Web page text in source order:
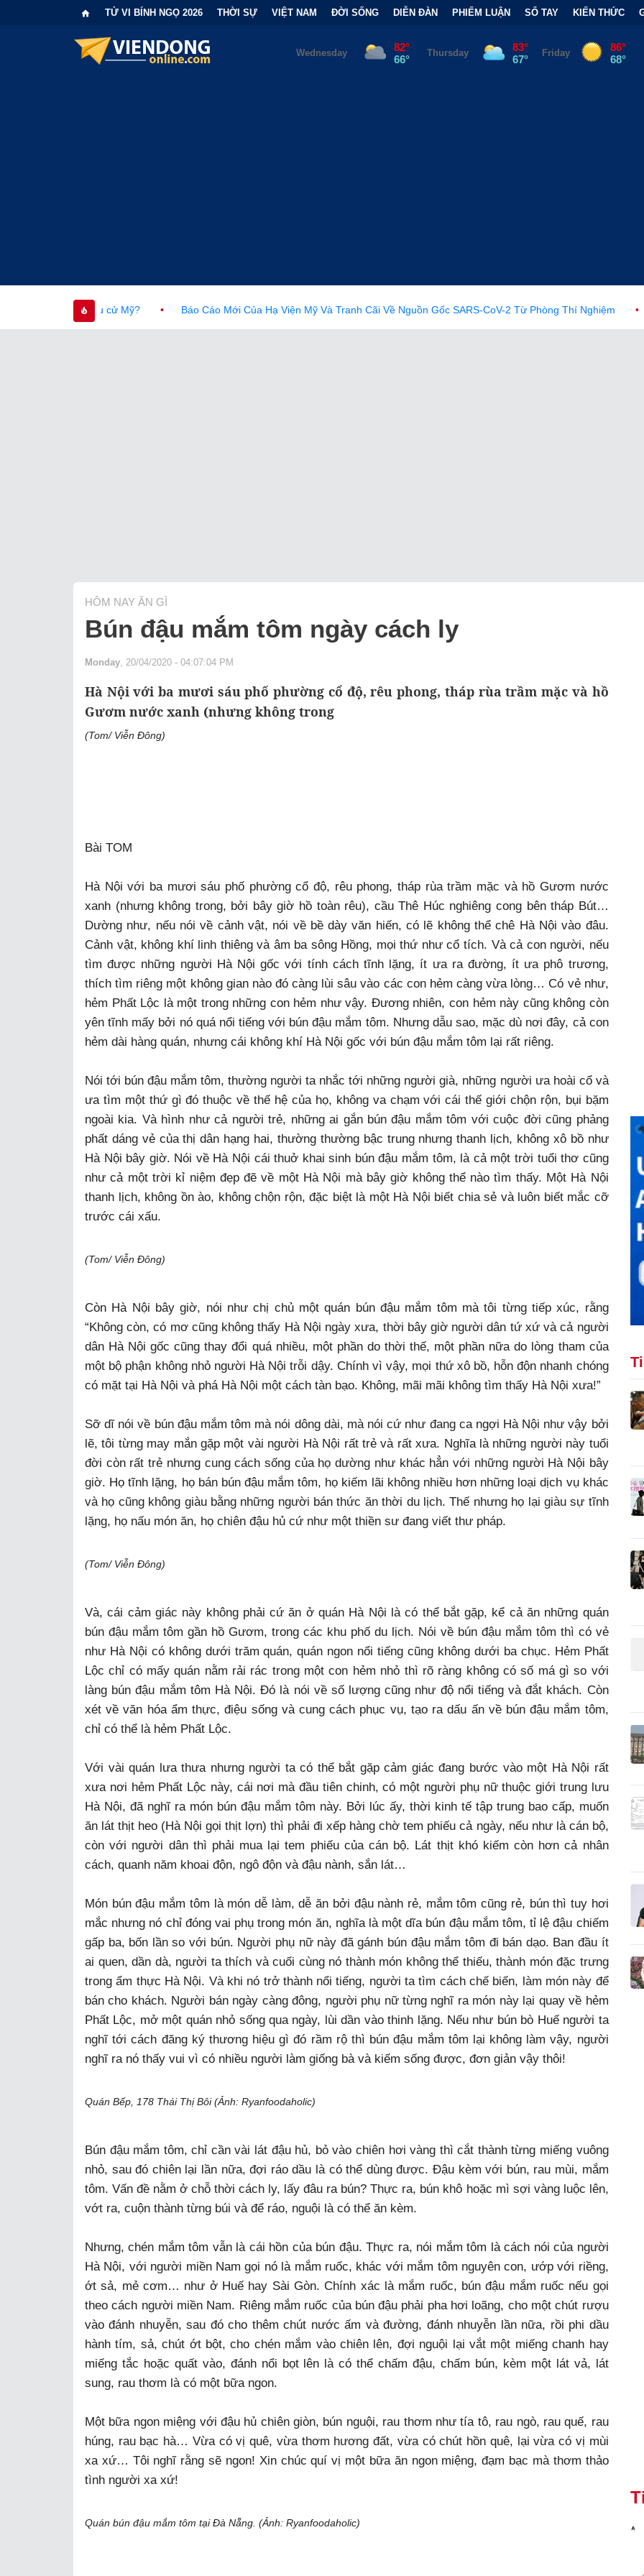
TỬ VI BÍNH NGỌ 2026 THỜI SỰ VIỆT NAM ĐỜI SỐNG DIỄN ĐÀN PHIẾM LUẬN SỔ TAY KIẾN THỨC
• Báo Cáo Mới Của Hạ Viện Mỹ Và Tranh Cãi Về Nguồn Gốc SARS-CoV-2 Từ Phòng Thí Nghiệm • FCC Chính
HÔM NAY ĂN GÌ
Bún đậu mắm tôm ngày cách ly
Monday , 20/04/2020 - 04:07:04 PM
Hà Nội với ba mươi sáu phố phường cổ độ, rêu phong, tháp rùa trầm mặc và hồ
Gươm nước xanh (nhưng không trong
(Tom/ Viễn Đông)
Bài TOM
Hà Nội với ba mươi sáu phố phường cổ độ, rêu phong, tháp rùa trầm mặc và hồ Gươm nước
xanh (nhưng không trong, bởi bây giờ hồ toàn rêu), cầu Thê Húc nghiêng cong bên tháp Bút…
Dường như, nếu nói về cảnh vật, nói về bề dày văn hiến, có lẽ không thể chê Hà Nội vào đâu.
Cảnh vật, không khí linh thiêng và âm ba sông Hồng, mọi thứ như cổ tích. Và cả con người, nếu
tìm được những người Hà Nội gốc với tính cách tĩnh lặng, ít ưa ra đường, ít ưa phô trương,
thích tìm riêng một không gian nào đó càng lùi sâu vào các con hẻm càng vừa lòng… Có vẻ như,
hẻm Phất Lộc là một trong những con hẻm như vậy. Đương nhiên, con hẻm này cũng không còn
yên tĩnh mấy bởi nó quá nổi tiếng với bún đậu mắm tôm. Nhưng dẫu sao, mặc dù nơi đây, cả con
hẻm dài hàng quán, nhưng cái không khí Hà Nội gốc với bún đậu mắm tôm lại rất riêng.
Nói tới bún đậu mắm tôm, thường người ta nhắc tới những người già, những người ưa hoài cổ và
ưa tìm một thứ gì đó thuộc về thế hệ của họ, không va chạm với cái thế giới chộn rộn, bụi bặm
ngoài kia. Và hình như cả người trẻ, những ai gắn bún đậu mắm tôm với cuộc đời cũng phảng
phất dáng vẻ của thị dân hạng hai, thường thường bậc trung nhưng thanh lịch, không xô bồ như
Hà Nội bây giờ. Nói về Hà Nội cái thuở khai sinh bún đậu mắm tôm, là cả một trời tuổi thơ cũng
như cả một trời kỉ niệm đẹp đẽ về một Hà Nội mà bây giờ không thể nào tìm thấy. Một Hà Nội
thanh lịch, không ồn ào, không chộn rộn, đặc biệt là một Hà Nội biết chia sẻ và luôn biết mắc cỡ
trước cái xấu.
(Tom/ Viễn Đông)
Còn Hà Nội bây giờ, nói như chị chủ một quán bún đậu mắm tôm mà tôi từng tiếp xúc, rằng
“Không còn, có mơ cũng không thấy Hà Nội ngày xưa, thời bây giờ người dân tứ xứ và cả người
dân Hà Nội gốc cũng thay đổi quá nhiều, một phần do thời thế, một phần nữa do lòng tham của
một bộ phận không nhỏ người Hà Nội trỗi dậy. Chính vì vậy, mọi thứ xô bồ, hỗn độn nhanh chóng
có mặt tại Hà Nội và phá Hà Nội một cách tàn bạo. Không, mãi mãi không tìm thấy Hà Nội xưa!”
Sỡ dĩ nói về bún đậu mắm tôm mà nói dông dài, mà nói cứ như đang ca ngợi Hà Nội như vậy bởi
lẽ, tôi từng may mắn gặp một vài người Hà Nội rất trẻ và rất xưa. Nghĩa là những người này tuổi
đời còn rất trẻ nhưng cung cách sống của họ dường như khác hẳn với những người Hà Nội bây
giờ. Họ tĩnh lặng, họ bán bún đậu mắm tôm, họ kiếm lãi không nhiều hơn những loại dịch vụ khác
và họ cũng không giàu bằng những người bán thức ăn thời du lịch. Thế nhưng họ lại giàu sự tĩnh
lặng, họ nấu món ăn, họ chiên đậu hủ cứ như một thiền sư đang viết thư pháp.
(Tom/ Viễn Đông)
Và, cái cảm giác này không phải cứ ăn ở quán Hà Nội là có thể bắt gặp, kể cả ăn những quán
bún đậu mắm tôm gần hồ Gươm, trong các khu phố du lịch. Nói về bún đậu mắm tôm thì có vẻ
như Hà Nội có không dưới trăm quán, quán ngon nổi tiếng cũng không dưới ba chục. Hẻm Phất
Lộc chỉ có mấy quán nằm rải rác trong một con hẻm nhỏ thì rõ ràng không có số má gì so với
làng bún đậu mắm tôm Hà Nội. Đó là nói về số lượng cũng như độ nổi tiếng và đắt khách. Còn
xét về văn hóa ẩm thực, điệu sống và cung cách phục vụ, tạo ra dấu ấn về bún đậu mắm tôm,
chỉ có thể là hẻm Phất Lộc.
Với vài quán lưa thưa nhưng người ta có thể bắt gặp cảm giác đang bước vào một Hà Nội rất
xưa nơi hẻm Phất Lộc này, cái nơi mà đầu tiên chinh, có một người phụ nữ thuộc giới trung lưu
Hà Nội, đã nghĩ ra món bún đậu mắm tôm này. Bởi lúc ấy, thời kinh tế tập trung bao cấp, muốn
ăn lát thịt heo (Hà Nội gọi thịt lợn) thì phải đi xếp hàng chờ tem phiếu cả ngày, nếu như là cán bộ,
còn với người dân thì phải mua lại tem phiếu của cán bộ. Lát thịt khó kiếm còn hơn cả nhân
cách, quanh năm khoai độn, ngô độn và đậu nành, sắn lát…
Món bún đậu mắm tôm là món dễ làm, dễ ăn bởi đậu nành rẻ, mắm tôm cũng rẻ, bún thì tuy hơi
mắc nhưng nó chỉ đóng vai phụ trong món ăn, nghĩa là một dĩa bún đậu mắm tôm, tỉ lệ đậu chiếm
gấp ba, bốn lần so với bún. Người phụ nữ này đã gánh bún đậu mắm tôm đi bán dạo. Ban đầu ít
ai quen, dần dà, người ta thích và cuối cùng nó thành món không thể thiếu, thành món đặc trưng
trong ẩm thực Hà Nội. Và khi nó trở thành nổi tiếng, người ta tìm cách chế biến, làm món này để
bán cho khách. Người bán ngày càng đông, người phụ nữ từng nghĩ ra món này lại quay về hẻm
Phất Lộc, mở một quán nhỏ sống qua ngày, lùi dần vào thinh lặng. Nếu như bún bò Huế người ta
nghĩ tới cách đăng ký thương hiệu gì đó rầm rộ thì bún đậu mắm tôm lại không làm vậy, người
nghĩ ra nó thấy vui vì có nhiều người làm giống bà và kiếm sống được, đơn giản vậy thôi!
Quán Bếp, 178 Thái Thị Bôi (Ảnh: Ryanfoodaholic)
Bún đậu mắm tôm, chỉ cần vài lát đậu hủ, bỏ vào chiên hơi vàng thì cắt thành từng miếng vuông
nhỏ, sau đó chiên lại lần nữa, đợi ráo dầu là có thể dùng được. Đậu kèm với bún, rau mùi, mắm
tôm. Vấn đề nằm ở chỗ thời cách ly, lấy đâu ra bún? Thực ra, bún khô hoặc mì sợi vàng luộc lên,
vớt ra, cuộn thành từng búi và để ráo, nguội là có thể ăn kèm.
Nhưng, chén mắm tôm vẫn là cái hồn của bún đậu. Thực ra, nói mắm tôm là cách nói của người
Hà Nội, với người miền Nam gọi nó là mắm ruốc, khác với mắm tôm nguyên con, ướp với riềng,
ớt sả, mẻ cơm… như ở Huế hay Sài Gòn. Chính xác là mắm ruốc, bún đậu mắm ruốc nếu gọi
theo cách người miền Nam. Riêng mắm ruốc của bún đậu phải pha hơi loãng, cho một chút rượu
vào đánh nhuyễn, sau đó cho thêm chút nước ấm và đường, đánh nhuyễn lần nữa, rồi phi dầu
hành tím, sả, chút ớt bột, cho chén mắm vào chiên lên, đợi nguội lại vắt một miếng chanh hay
miếng tắc hoặc quất vào, đánh nổi bọt lên là có thể chấm đậu, chấm bún, kèm một lát vả, lát
sung, rau thơm là có một bữa ngon.
Một bữa ngon miệng với đậu hủ chiên giòn, bún nguội, rau thơm như tía tô, rau ngò, rau quế, rau
húng, rau bạc hà… Vừa có vị quê, vừa thơm hương đất, vừa có chút hồn quê, lại vừa có vị mùi
xa xứ… Tôi nghĩ rằng sẽ ngon! Xin chúc quí vị một bữa ăn ngon miệng, đạm bạc mà thơm thảo
tình người xa xứ!
Quán bún đậu mắm tôm tại Đà Nẵng. (Ảnh: Ryanfoodaholic)